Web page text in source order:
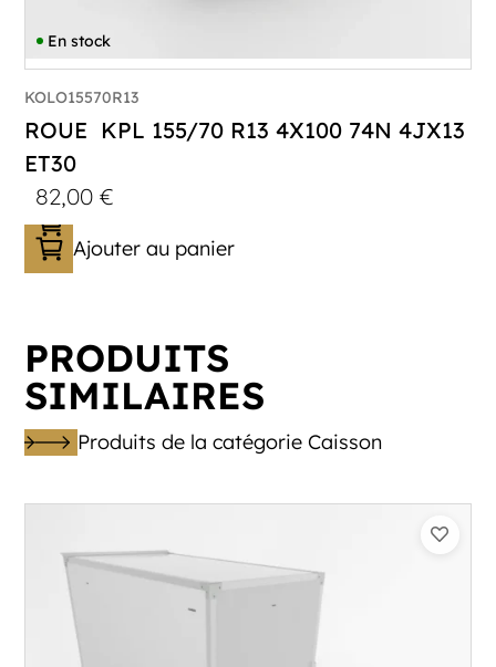
En stock
KOLO15570R13
ROUE KPL 155/70 R13 4X100 74N 4JX13
ET30
82,00€
Ajouter au panier
PRODUITS
SIMILAIRES
Produits de la catégorie Caisson